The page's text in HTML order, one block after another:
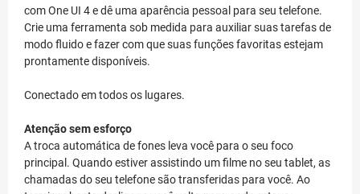
com One UI 4 e dê uma aparência pessoal para seu telefone.
Crie uma ferramenta sob medida para auxiliar suas tarefas de
modo fluido e fazer com que suas funções favoritas estejam
prontamente disponíveis.
Conectado em todos os lugares.
Atenção sem esforço
A troca automática de fones leva você para o seu foco
principal. Quando estiver assistindo um filme no seu tablet, as
chamadas do seu telefone são transferidas para você. Ao